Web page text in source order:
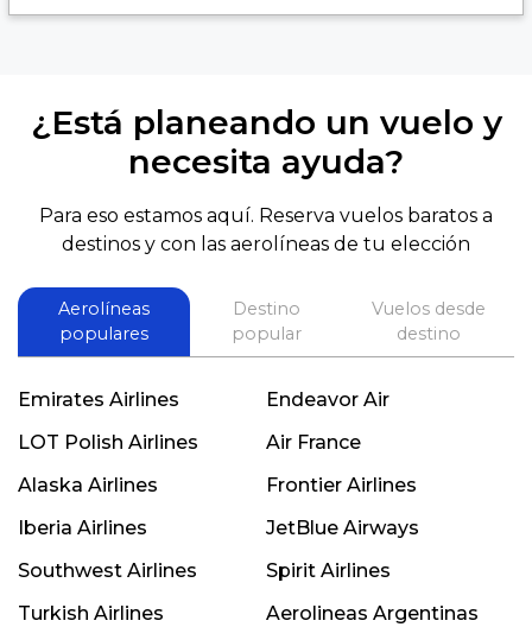
¿Está planeando un vuelo y
necesita ayuda?
Para eso estamos aquí. Reserva vuelos baratos a
destinos y con las aerolíneas de tu elección
Aerolíneas
populares
Destino
popular
Vuelos desde
destino
Emirates Airlines
Endeavor Air
LOT Polish Airlines
Air France
Alaska Airlines
Frontier Airlines
Iberia Airlines
JetBlue Airways
Southwest Airlines
Spirit Airlines
Turkish Airlines
Aerolineas Argentinas